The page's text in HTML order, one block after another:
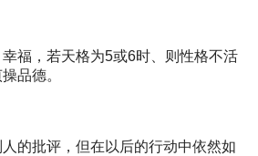
福，若天格为5或6时、则性格不活
品德。
的批评，但在以后的行动中依然如